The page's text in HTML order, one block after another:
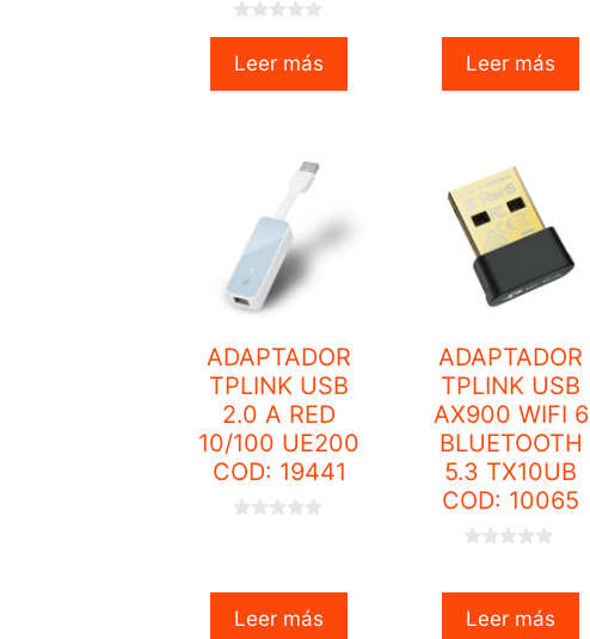
0
u
Leer más
o
5
Leer más
ADAPTADOR
TPLINK USB
2.0 A RED
10/100 UE200
COD: 19441
o
f
5
Leer más
ADAPTADOR
TPLINK USB
AX900 WIFI 6
BLUETOOTH
5.3 TX10UB
COD: 10065
u
t
o
Leer más